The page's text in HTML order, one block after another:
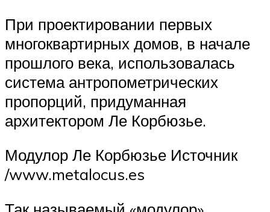
При проектировании первых
многоквартирных домов, в начале
прошлого века, использовалась
система антропометрических
пропорций, придуманная
архитектором Ле Корбюзье.
Модулор Ле Корбюзье Источник
/www.metalocus.es